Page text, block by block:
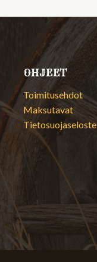
OHJEET
Toimitusehdot
Maksutavat
Tietosuojaseloste